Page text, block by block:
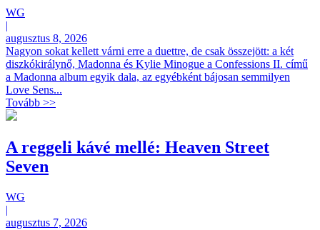
WG
|
augusztus 8, 2026
Nagyon sokat kellett várni erre a duettre, de csak összejött: a két
diszkókirálynő, Madonna és Kylie Minogue a Confessions II. című
a Madonna album egyik dala, az egyébként bájosan semmilyen
Love Sens...
Tovább >>
A reggeli kávé mellé: Heaven Street
Seven
WG
|
augusztus 7, 2026